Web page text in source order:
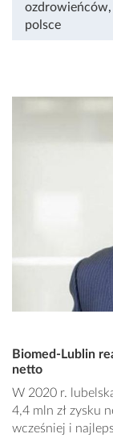
ozdrowieńców,
polsce
Biomed-Lublin
netto
W 2020 r.
4,4 mln zł zysku
wcześniej i